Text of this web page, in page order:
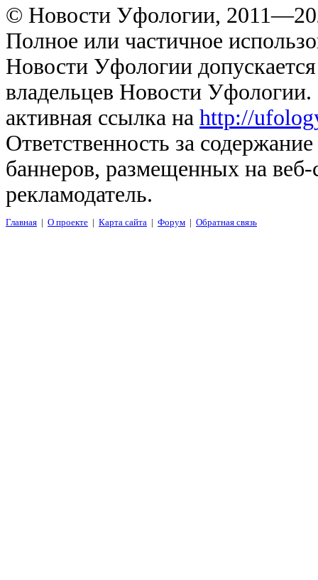
© Новости Уфологии,
Полное или частичное
Новости Уфологии
владельцев Новости
активная ссылка на http://
Ответственность за
баннеров, размещенных на
рекламодатель.
Главная | О проекте | Карта сайта | Форум | Обратная связь